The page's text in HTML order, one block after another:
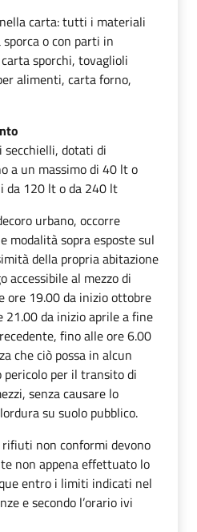
carta: tutti i materiali
o con parti in
sporchi, tovaglioli
alimenti, carta forno,
dotati di
a un massimo di 40 lt o
da 120 lt o da 240 lt
urbano, occorre
modalità sopra esposte sul
della propria abitazione
accessibile al mezzo di
ore 19.00 da inizio ottobre
21.00 da inizio aprile a fine
fino alle ore 6.00
che ciò possa in alcun
per il transito di
senza causare lo
su suolo pubblico.
non conformi devono
non appena effettuato lo
entro i limiti indicati nel
e secondo l’orario ivi